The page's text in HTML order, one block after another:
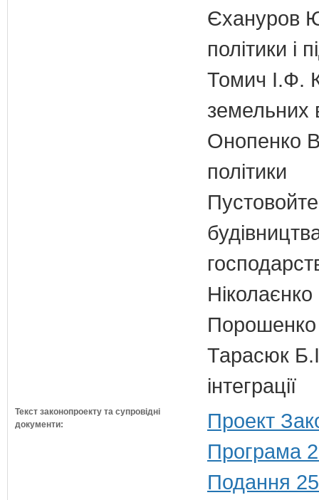
Єхануров
політики і
Томич І.Ф.
земельних
Онопенко
політики
Порошенко
Тарасюк
інтеграції
Текст законопроекту та супровідні
документи:
Проект
Програма
Подання